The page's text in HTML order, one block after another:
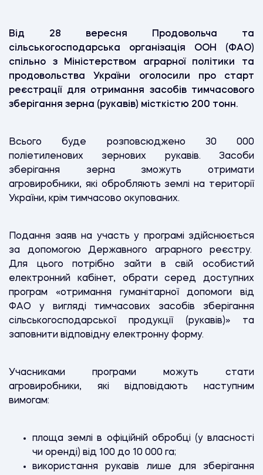
Від 28 вересня Продовольча та
сільськогосподарська організація ООН (ФАО)
спільно з Міністерством аграрної політики та
продовольства України оголосили про старт
реєстрації для отримання засобів тимчасового
зберігання зерна (рукавів) місткістю 200 тонн.
Всього буде розповсюджено 30 000
поліетиленових зернових рукавів. Засоби
зберігання зерна зможуть отримати
агровиробники, які обробляють землі на території
України, крім тимчасово окупованих.
Подання заяв на участь у програмі здійснюється
за допомогою Державного аграрного реєстру.
Для цього потрібно зайти в свій особистий
електронний кабінет, обрати серед доступних
програм «отримання гуманітарної допомоги від
ФАО у вигляді тимчасових засобів зберігання
сільськогосподарської продукції (рукавів)» та
заповнити відповідну електронну форму.
Учасниками програми можуть стати
агровиробники, які відповідають наступним
вимогам:
площа землі в офіційній обробці (у власності
чи оренді) від 100 до 10 000 га;
використання рукавів лише для зберігання